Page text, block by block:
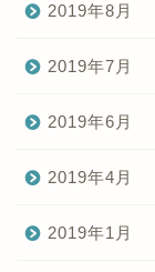
2019年8月
2019年7月
2019年6月
2019年4月
2019年1月